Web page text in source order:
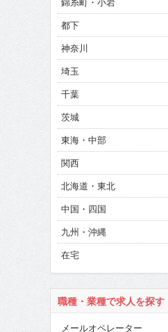
都下
神奈川
埼玉
千葉
茨城
東海・中部
関西
北海道・東北
中国・四国
九州・沖縄
在宅
職種・業種で求人を探す
メールオペレーター